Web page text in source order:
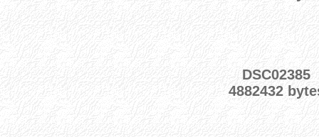
DSC02385
4882432